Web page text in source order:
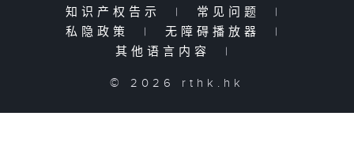
知识产权告示
| 常见问题
|
私隐政策
| 无障碍播放器
|
其他语言内容
|
© 2026 rthk.hk